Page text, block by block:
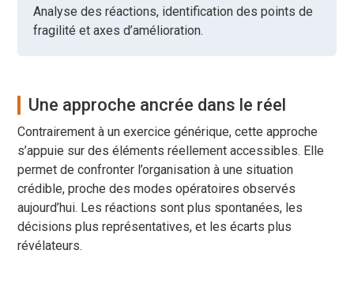
Analyse des réactions, identification des points de
fragilité et axes d’amélioration.
Une approche ancrée dans le réel
Contrairement à un exercice générique, cette approche
s’appuie sur des éléments réellement accessibles. Elle
permet de confronter l’organisation à une situation
crédible, proche des modes opératoires observés
aujourd’hui. Les réactions sont plus spontanées, les
décisions plus représentatives, et les écarts plus
révélateurs.